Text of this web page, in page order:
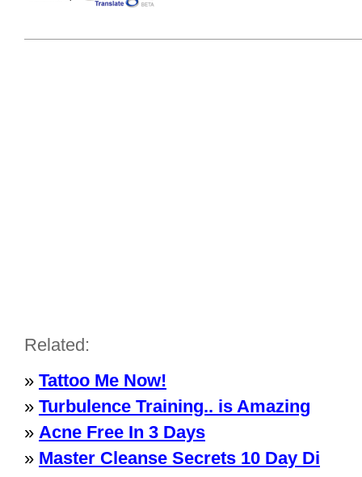
Related:
» Tattoo Me Now!
» Turbulence Training.. is Amazing
» Acne Free In 3 Days
» Master Cleanse Secrets 10 Day Di